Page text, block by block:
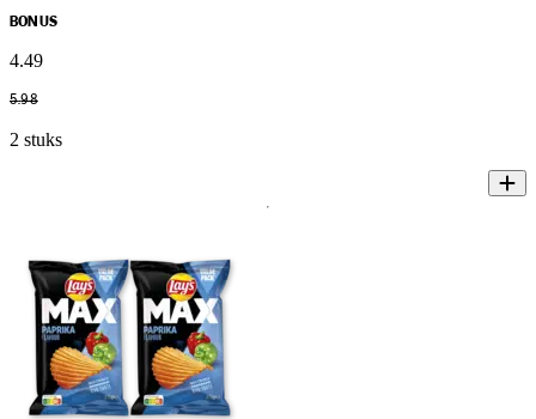
BONUS
4.49
5.98
2 stuks